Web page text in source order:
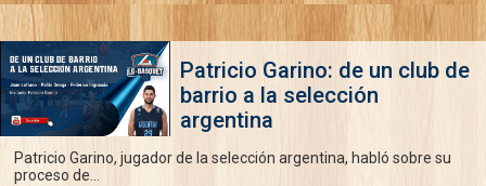
Patricio Garino: de un club de
barrio a la selección
argentina
Patricio Garino, jugador de la selección argentina, habló sobre su
proceso de...